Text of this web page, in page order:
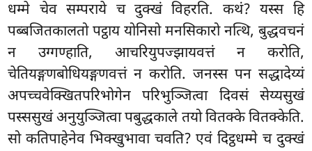
धम्मे चेव सम्पराये च दुक्खं विहरति. कथं? यस्स हि
पब्बजितकालतो पट्ठाय योनिसो मनसिकारो नत्थि, बुद्धवचनं
न उग्गण्हाति, आचरियुपज्झायवत्तं न करोति,
चेतियङ्गणबोधियङ्गणवत्तं न करोति. जनस्स पन सद्धादेय्यं
अपच्चवेक्खितपरिभोगेन परिभुञ्जित्वा दिवसं सेय्यसुखं
पस्ससुखं अनुयुञ्जित्वा पबुद्धकाले तयो वितक्के वितक्केति.
सो कतिपाहेनेव भिक्खुभावा चवति? एवं दिट्ठधम्मे च दुक्खं